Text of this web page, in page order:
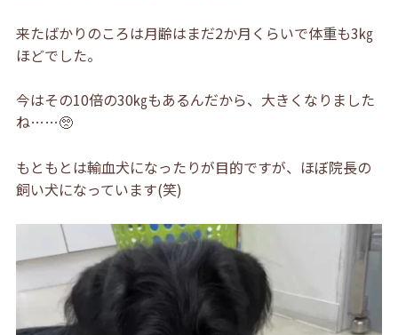
来たばかりのころは月齢はまだ2か月くらいで体重も3㎏
ほどでした。
今はその10倍の30㎏もあるんだから、大きくなりました
ね……🥺
もともとは輸血犬になったりが目的ですが、ほぼ院長の
飼い犬になっています(笑)